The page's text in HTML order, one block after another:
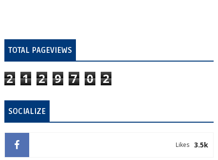
TOTAL PAGEVIEWS
2 1 2 9 7 0 2
SOCIALIZE
3.5k
Likes